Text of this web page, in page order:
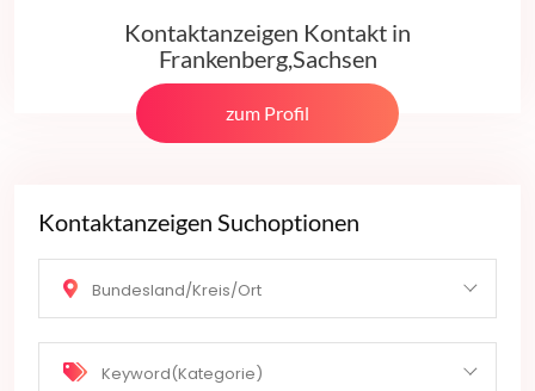
Kontaktanzeigen Kontakt in
Frankenberg,Sachsen
zum Profil
Kontaktanzeigen Suchoptionen
Bundesland/Kreis/Ort
Keyword(Kategorie)